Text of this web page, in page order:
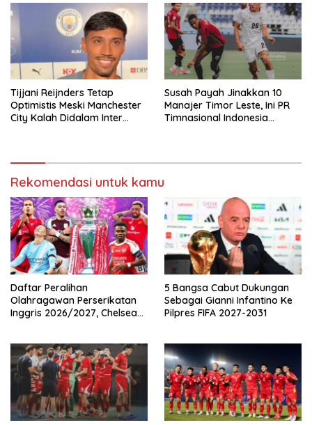
Tijjani Reijnders Tetap
Optimistis Meski Manchester
City Kalah Didalam Inter
Susah Payah Jinakkan 10
Manajer Timor Leste, Ini PR
Timnasional Indonesia
Rekomendasi untuk kamu
Daftar Peralihan
Olahragawan Perserikatan
Inggris 2026/2027, Chelsea
5 Bangsa Cabut Dukungan
Sebagai Gianni Infantino Ke
Pilpres FIFA 2027-2031